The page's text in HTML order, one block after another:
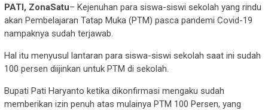
PATI, ZonaSatu– Kejenuhan para siswa-siswi sekolah yang rindu
akan Pembelajaran Tatap Muka (PTM) pasca pandemi Covid-19
nampaknya sudah terjawab.
Hal itu menyusul lantaran para siswa-siswi sekolah saat ini sudah
100 persen diijinkan untuk PTM di sekolah.
Bupati Pati Haryanto ketika dikonfirmasi mengaku sudah
memberikan izin penuh atas mulainya PTM 100 Persen, yang